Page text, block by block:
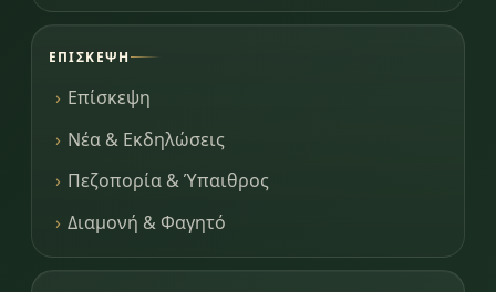
ΕΠΊΣΚΕΨΗ
Επίσκεψη
Νέα & Εκδηλώσεις
Πεζοπορία & Ύπαιθρος
Διαμονή & Φαγητό